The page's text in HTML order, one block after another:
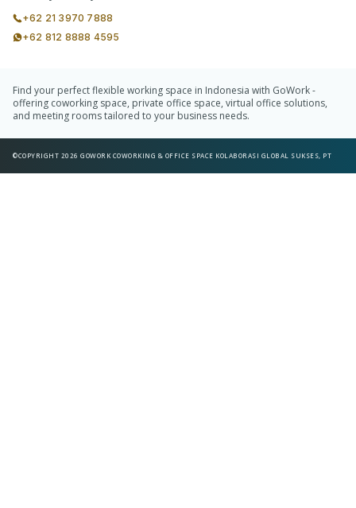
+62 21 3970 7888
+62 812 8888 4595
Find your perfect flexible working space in Indonesia with GoWork -
offering coworking space, private office space, virtual office solutions,
and meeting rooms tailored to your business needs.
©COPYRIGHT 2026 GOWORK COWORKING & OFFICE SPACE KOLABORASI GLOBAL SUKSES, PT